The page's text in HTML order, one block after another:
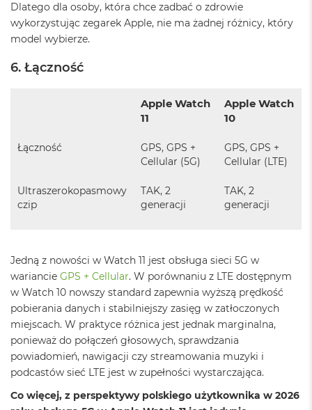
A
i
r
1
G
M
B
r
2
4
G
B
R
A
M
M
a
c
Dlatego dla osoby, która chce zadbać o zdrowie
wykorzystując zegarek Apple, nie ma żadnej różnicy, który
model wybierze.
6. Łączność
Apple Watch
11
Apple Watch
10
Łączność
GPS, GPS +
Cellular (5G)
GPS, GPS +
Cellular (LTE)
Ultraszerokopasmowy
czip
TAK, 2
generacji
TAK, 2
generacji
Jedną z nowości w Watch 11 jest obsługa sieci 5G w
wariancie GPS + Cellular. W porównaniu z LTE dostępnym
w Watch 10 nowszy standard zapewnia wyższą prędkość
pobierania danych i stabilniejszy zasięg w zatłoczonych
miejscach. W praktyce różnica jest jednak marginalna,
ponieważ do połączeń głosowych, sprawdzania
powiadomień, nawigacji czy streamowania muzyki i
podcastów sieć LTE jest w zupełności wystarczająca.
Co więcej, z perspektywy polskiego użytkownika w 2026